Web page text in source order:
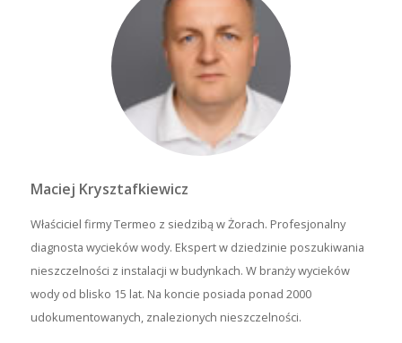
Maciej Krysztafkiewicz
Właściciel firmy Termeo z siedzibą w Żorach. Profesjonalny
diagnosta wycieków wody. Ekspert w dziedzinie poszukiwania
nieszczelności z instalacji w budynkach. W branży wycieków
wody od blisko 15 lat. Na koncie posiada ponad 2000
udokumentowanych, znalezionych nieszczelności.